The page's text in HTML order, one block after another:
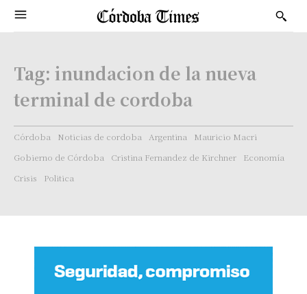
Tag: inundacion de la nueva
terminal de cordoba
Córdoba Noticias de cordoba Argentina
Mauricio Macri
Gobierno de Córdoba
Cristina Fernandez de Kirchner
Economía
Crisis
Politica